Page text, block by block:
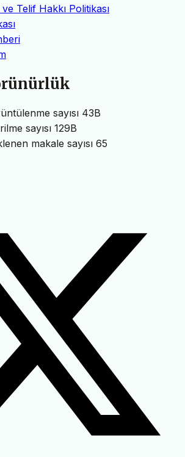
Telif Hakkı Politikası
sayısı 43B
sayısı 129B
makale sayısı 65